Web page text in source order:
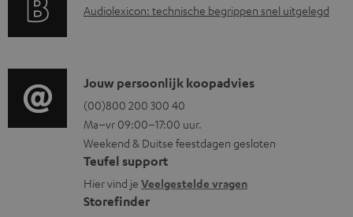
n
r
m
a
t
i
e
n
e
i
n
f
o
r
A
i
o
g
l
o
s
Audiolexicon: technische begrippen snel uitgelegd
C
o
n
t
a
c
Jouw persoonlijk koopadvies
(00)800 200 300 40
Ma–vr 09:00–17:00 uur.
Weekend & Duitse feestdagen gesloten
Teufel support
Hier vind je Veelgestelde vragen
Storefinder